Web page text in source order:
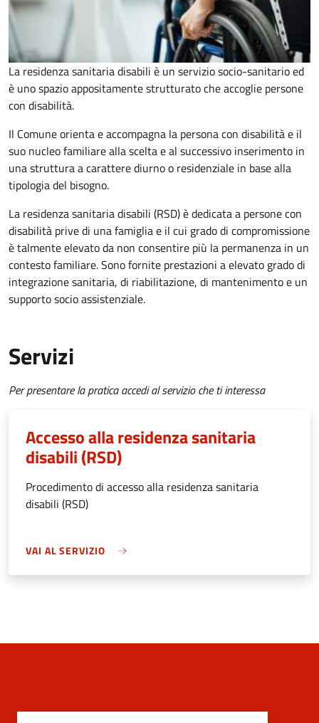
La residenza sanitaria disabili è un servizio socio-sanitario ed
è uno spazio appositamente strutturato che accoglie persone
con disabilità.
Il Comune orienta e accompagna la persona con disabilità e il
suo nucleo familiare alla scelta e al successivo inserimento in
una struttura a carattere diurno o residenziale in base alla
tipologia del bisogno.
La residenza sanitaria disabili (RSD) è dedicata a persone con
disabilità prive di una famiglia e il cui grado di compromissione
è talmente elevato da non consentire più la permanenza in un
contesto familiare. Sono fornite prestazioni a elevato grado di
integrazione sanitaria, di riabilitazione, di mantenimento e un
supporto socio assistenziale.
Servizi
Per presentare la pratica accedi al servizio che ti interessa
Accesso alla residenza sanitaria
disabili (RSD)
Procedimento di accesso alla residenza sanitaria
disabili (RSD)
VAI AL SERVIZIO